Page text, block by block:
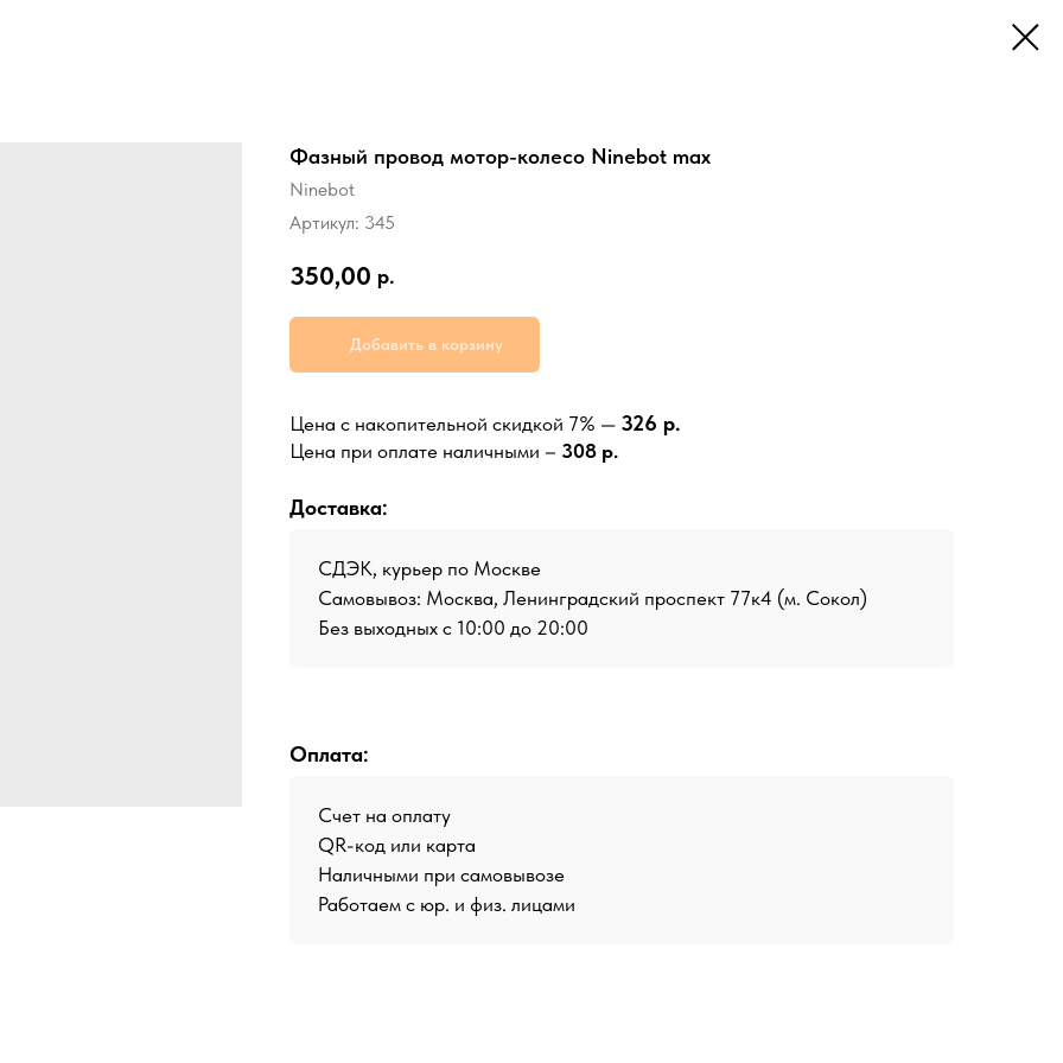
Фазный провод мотор-колесо Ninebot max
Ninebot
Артикул: 345
350,00 р.
Добавить в корзину
Цена с накопительной скидкой 7% — 326 р.
Цена при оплате наличными – 308 р.
Доставка:
СДЭК, курьер по Москве
Самовывоз: Москва, Ленинградский проспект 77к4 (м. Сокол)
Без выходных с 10:00 до 20:00
Оплата:
Счет на оплату
QR-код или карта
Наличными при самовывозе
Работаем с юр. и физ. лицами